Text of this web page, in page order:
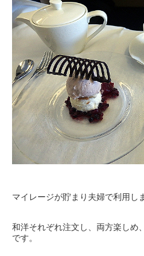
マイレージが貯まり夫婦で利用し
和洋それぞれ注文し、両方楽しめ
です。